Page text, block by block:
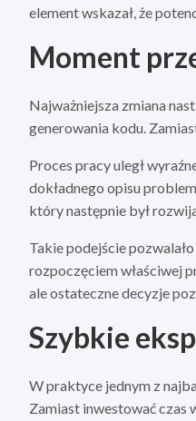
element wskazał, że
Moment
Najważniejsza zmiana
generowania kodu.
Proces pracy uległ
dokładnego opisu
który następnie był
Takie podejście
rozpoczęciem właściwej
ale ostateczne decyzje
Szybkie
W praktyce jednym z
Zamiast inwestować czas